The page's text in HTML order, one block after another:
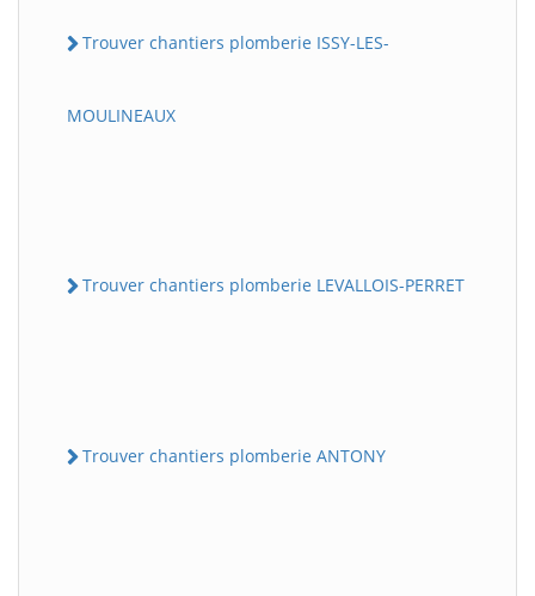
Trouver chantiers plomberie ISSY-LES-
MOULINEAUX
Trouver chantiers plomberie LEVALLOIS-PERRET
Trouver chantiers plomberie ANTONY